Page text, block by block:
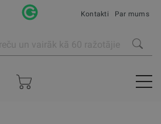
Kontakti Par mums